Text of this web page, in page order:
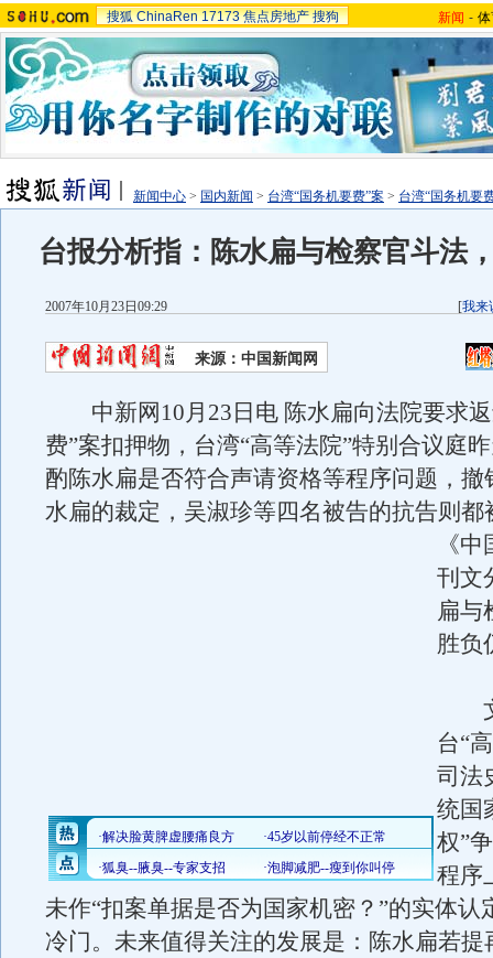
搜狐 ChinaRen 17173 焦点房地产 搜狗 新闻 -
新闻中心 > 国内新闻 > 台湾“国务机要费”案 > 台湾“国务机要
台报分析指：陈水扁与检察官斗法
2007年10月23日09:29 [我来
来源：中国新闻网
中新网10月23日电 陈水扁向法院要求返
费”案扣押物，台湾“高等法院”特别合议庭
酌陈水扁是否符合声请资格等程序问题，撤
水扁的裁定，吴淑珍等四名被告的抗告则都
《
刊文
扁与
胜负
文
台“
司法
统国
权”
程序
未作“扣案单据是否为国家机密？”的实体认
冷门。未来值得关注的发展是：陈水扁若提